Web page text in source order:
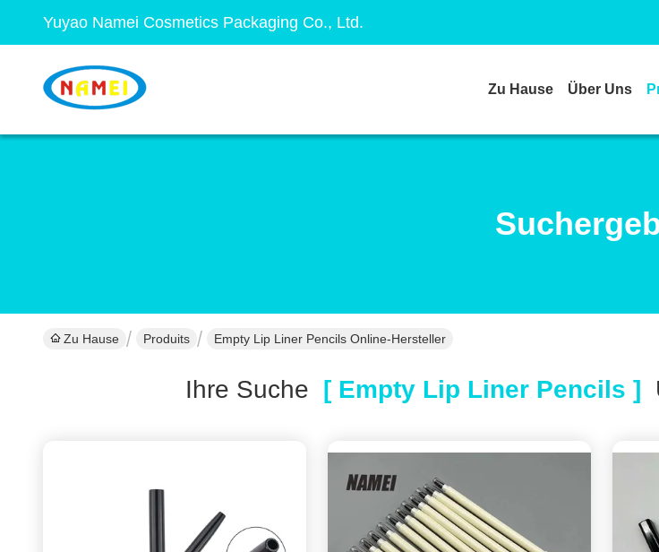
Yuyao Namei Cosmetics Packaging Co., Ltd.
Zu Hause Über Uns
Zu Hause Produits Empty Lip Liner Pencils Online-Hersteller
Ihre Suche [ Empty Lip Liner Pencils ]